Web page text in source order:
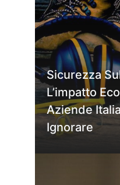
Sicurezza
L’impatto
Aziende
Ignorare